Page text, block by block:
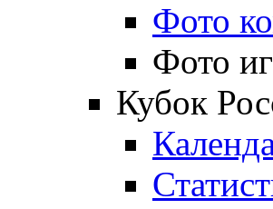
Фото
Фото
Кубок